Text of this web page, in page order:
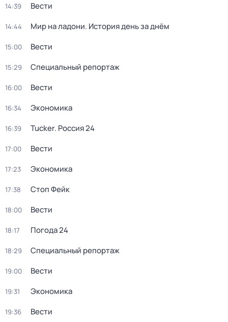
14:39 Вести
14:44 Мир на ладони. История день за днём
15:00 Вести
15:29 Специальный репортаж
16:00 Вести
16:34 Экономика
16:39 Tucker. Россия 24
17:00 Вести
17:23 Экономика
17:38 Стоп Фейк
18:00 Вести
18:17 Погода 24
18:29 Специальный репортаж
19:00 Вести
19:31 Экономика
19:36 Вести